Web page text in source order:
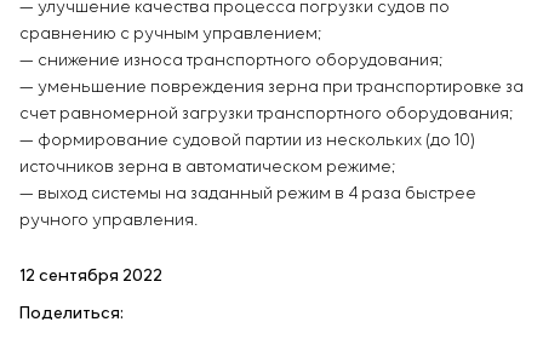
— улучшение качества процесса погрузки судов по
сравнению с ручным управлением;
— снижение износа транспортного оборудования;
— уменьшение повреждения зерна при транспортировке за
счет равномерной загрузки транспортного оборудования;
— формирование судовой партии из нескольких (до 10)
источников зерна в автоматическом режиме;
— выход системы на заданный режим в 4 раза быстрее
ручного управления.
12 сентября 2022
Поделиться: